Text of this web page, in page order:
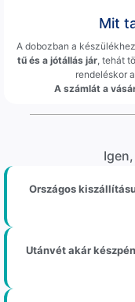
Mit
A dobozban a
tű és a jótállás jár, tehát
rendeléskor
A számlát a
Országos
Utánvét akár